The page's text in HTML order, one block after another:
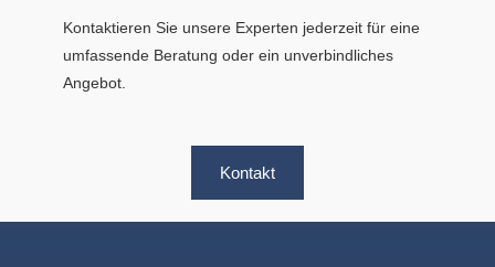
Kontaktieren Sie unsere Experten jederzeit für eine
umfassende Beratung oder ein unverbindliches
Angebot.
Kontakt